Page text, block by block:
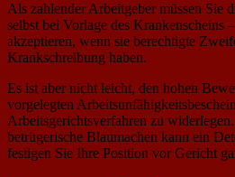
Als zahlender Arbeitgeber müssen Sie
selbst bei Vorlage des Krankenscheins
akzeptieren, wenn sie berechtigte
Krankschreibung haben.
Es ist aber nicht leicht, den hohen
vorgelegten
Arbeitsgerichtsverfahren zu
betrügerische Blaumachen kann ein
festigen Sie Ihre Position vor Gericht